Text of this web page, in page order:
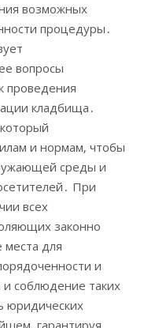
возможных
процедуры․
вопросы
проведения
кладбища․
и нормам‚ чтобы
среды и
При
всех
законно
места для
и
и соблюдение таких
юридических